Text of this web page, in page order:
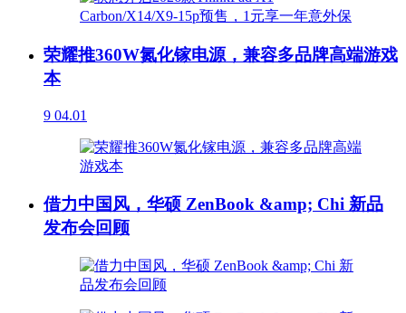
荣耀推360W氮化镓电源，兼容多品牌高端游戏
本
9 04.01
借力中国风，华硕 ZenBook &amp; Chi 新品
发布会回顾